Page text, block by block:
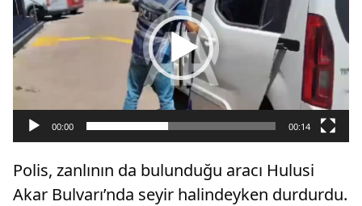
00:00 00:14
Polis, zanlının da bulunduğu aracı Hulusi
Akar Bulvarı’nda seyir halindeyken durdurdu.